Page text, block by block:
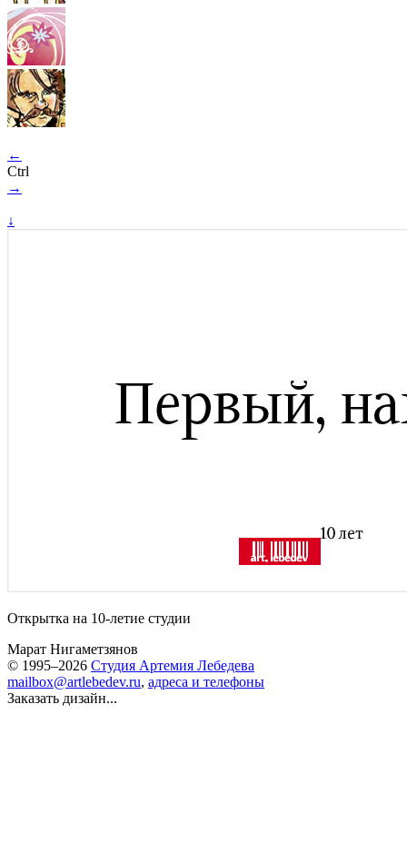
←
Ctrl
→
↓
Открытка на 10-летие студии
Марат Нигаметзянов
© 1995–2026 Студия Артемия Лебедева
mailbox@artlebedev.ru, адреса и телефоны
Заказать дизайн...